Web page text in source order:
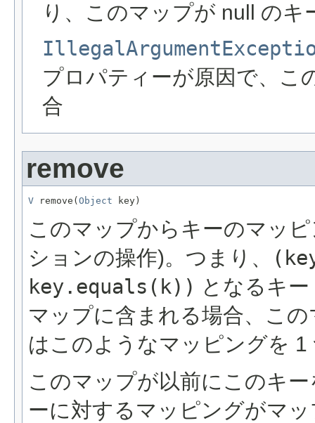
り、このマップが null の
プロパティーが原因で、こ
合
remove
V remove( Object key)
このマップからキーのマッ
ションの操作)。つまり、
key.equals(k)) となるキー
マップに含まれる場合、こ
はこのようなマッピングを
このマップが以前にこのキ
ーに対するマッピングがマ